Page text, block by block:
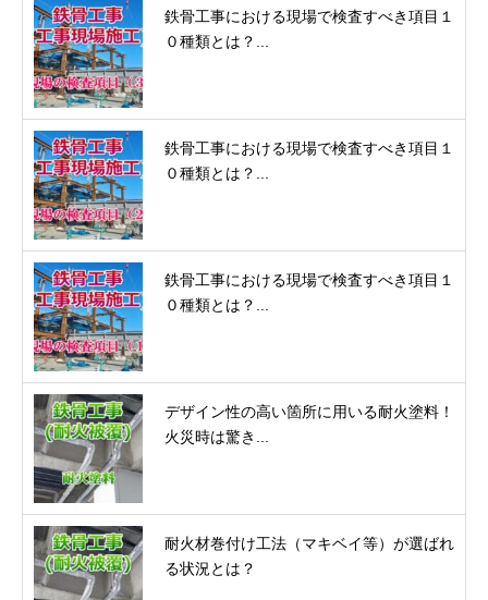
鉄骨工事における現場で検査すべき項目１
０種類とは？...
鉄骨工事における現場で検査すべき項目１
０種類とは？...
鉄骨工事における現場で検査すべき項目１
０種類とは？...
デザイン性の高い箇所に用いる耐火塗料！
火災時は驚き...
耐火材巻付け工法（マキベイ等）が選ばれ
る状況とは？